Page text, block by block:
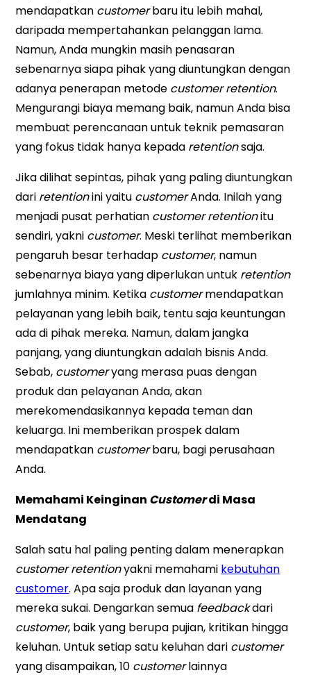
mendapatkan customerbaru itu lebih mahal,
daripada mempertahankan pelanggan lama.
Namun, Anda mungkin masih penasaran
sebenarnya siapa pihak yang diuntungkan dengan
adanya penerapan metode customer retention.
Mengurangi biaya memang baik, namun Anda bisa
membuat perencanaan untuk teknik pemasaran
yang fokus tidak hanya kepada retentionsaja.
Jika dilihat sepintas, pihak yang paling diuntungkan
dari retentionini yaitu customerAnda. Inilah yang
menjadi pusat perhatian customer retentionitu
sendiri, yakni customer. Meski terlihat memberikan
pengaruh besar terhadap customer, namun
sebenarnya biaya yang diperlukan untuk retention
jumlahnya minim. Ketika customermendapatkan
pelayanan yang lebih baik, tentu saja keuntungan
ada di pihak mereka. Namun, dalam jangka
panjang, yang diuntungkan adalah bisnis Anda.
Sebab, customeryang merasa puas dengan
produk dan pelayanan Anda, akan
merekomendasikannya kepada teman dan
keluarga. Ini memberikan prospek dalam
mendapatkan customerbaru, bagi perusahaan
Anda.
Memahami Keinginan Customerdi Masa
Mendatang
Salah satu hal paling penting dalam menerapkan
customer retentionyakni memahami kebutuhan
customer. Apa saja produk dan layanan yang
mereka sukai. Dengarkan semua feedbackdari
customer, baik yang berupa pujian, kritikan hingga
keluhan. Untuk setiap satu keluhan dari customer
yang disampaikan, 10 customerlainnya